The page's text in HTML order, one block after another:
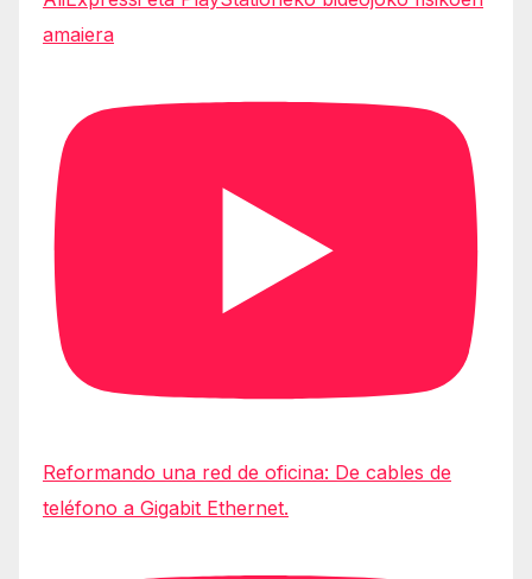
amaiera
Reformando una red de oficina: De cables de
teléfono a Gigabit Ethernet.